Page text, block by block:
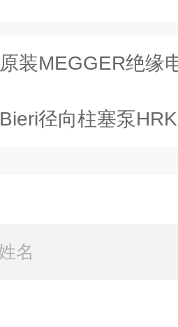
原装MEGGER绝缘电
Bieri径向柱塞泵